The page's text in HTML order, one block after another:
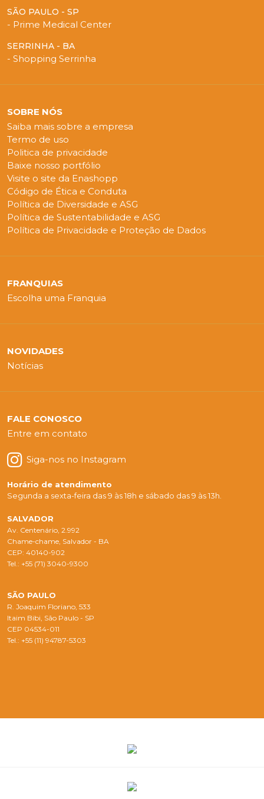
SÃO PAULO - SP
- Prime Medical Center
SERRINHA - BA
- Shopping Serrinha
SOBRE NÓS
Saiba mais sobre a empresa
Termo de uso
Politica de privacidade
Baixe nosso portfólio
Visite o site da Enashopp
Código de Ética e Conduta
Política de Diversidade e ASG
Política de Sustentabilidade e ASG
Política de Privacidade e Proteção de Dados
FRANQUIAS
Escolha uma Franquia
NOVIDADES
Notícias
FALE CONOSCO
Entre em contato
Siga-nos no Instagram
Horário de atendimento
Segunda a sexta-feira das 9 às 18h e sábado das 9 às 13h.
SALVADOR
Av. Centenário, 2.992
Chame-chame, Salvador - BA
CEP: 40140-902
Tel.: +55 (71) 3040-9300
SÃO PAULO
R. Joaquim Floriano, 533
Itaim Bibi, São Paulo - SP
CEP 04534-011
Tel.: +55 (11) 94787-5303